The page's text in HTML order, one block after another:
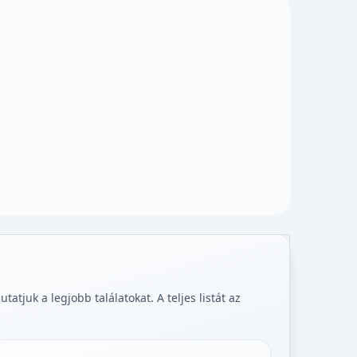
a legjobb találatokat. A teljes listát az